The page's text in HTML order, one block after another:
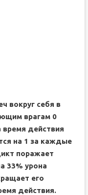
вокруг себя в
врагам 0
время действия
на 1 за каждые
поражает
33% урона
его
действия.